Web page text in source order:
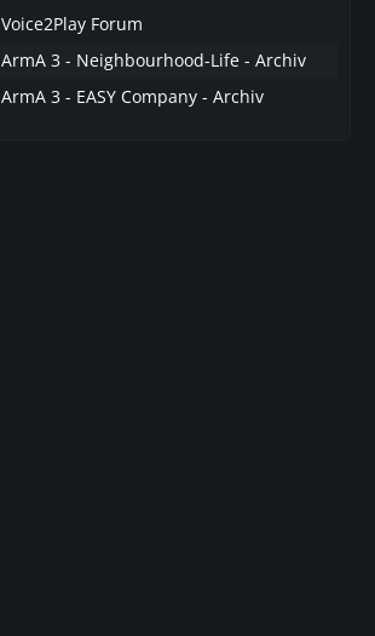
Voice2Play Forum
ArmA 3 - Neighbourhood-Life - Archiv
ArmA 3 - EASY Company - Archiv